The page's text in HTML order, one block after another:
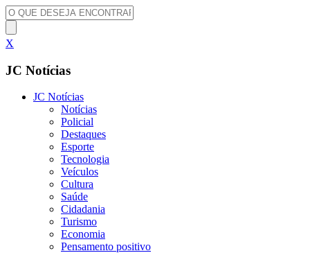
X
JC Notícias
JC Notícias
Notícias
Policial
Destaques
Esporte
Tecnologia
Veículos
Cultura
Saúde
Cidadania
Turismo
Economia
Pensamento positivo